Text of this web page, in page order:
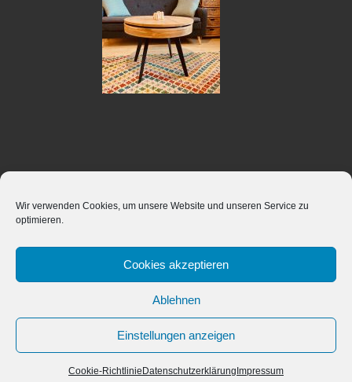
Wir verwenden Cookies, um unsere Website und unseren Service zu
optimieren.
Cookies akzeptieren
Ablehnen
Einstellungen anzeigen
Cookie-Richtlinie Datenschutzerklärung Impressum
Datenschutzerklärung
© 2026Gerhard Hintenberger– Alle Rechte vorbehalten